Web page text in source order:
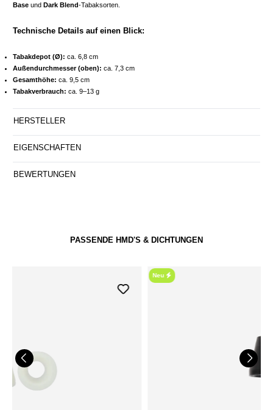
Base und Dark Blend-Tabaksorten.
Technische Details auf einen Blick:
Tabakdepot (Ø): ca. 6,8 cm
Außendurchmesser (oben): ca. 7,3 cm
Gesamthöhe: ca. 9,5 cm
Tabakverbrauch: ca. 9–13 g
HERSTELLER
EIGENSCHAFTEN
BEWERTUNGEN
PASSENDE HMD'S & DICHTUNGEN